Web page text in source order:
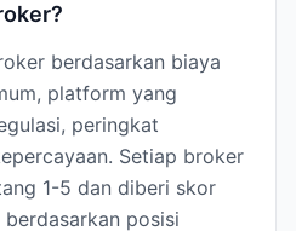
berdasarkan biaya
platform yang
peringkat
Setiap broker
1-5 dan diberi skor
posisi